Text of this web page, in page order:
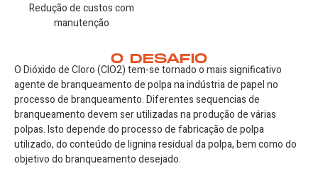
Redução de custos com
manutenção
O DESAFIO
O Dióxido de Cloro (ClO2) tem-se tornado o mais significativo
agente de branqueamento de polpa na indústria de papel no
processo de branqueamento. Diferentes sequencias de
branqueamento devem ser utilizadas na produção de várias
polpas. Isto depende do processo de fabricação de polpa
utilizado, do conteúdo de lignina residual da polpa, bem como do
objetivo do branqueamento desejado.